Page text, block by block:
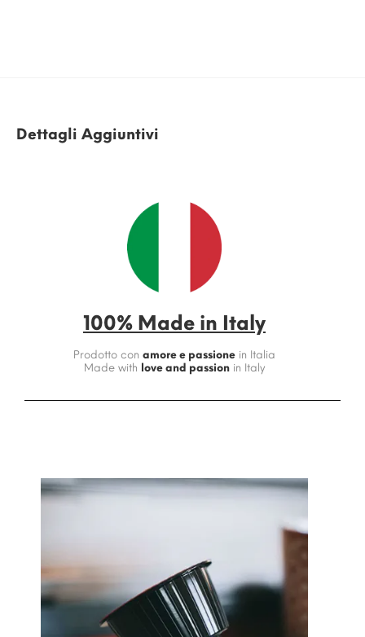
Dettagli Aggiuntivi
100% Made in Italy
Prodotto con amore e passione in Italia
Made with love and passionin Italy